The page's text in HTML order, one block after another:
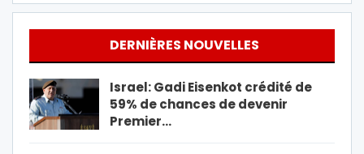
DERNIÈRES NOUVELLES
Israel: Gadi Eisenkot crédité de
59% de chances de devenir
Premier…